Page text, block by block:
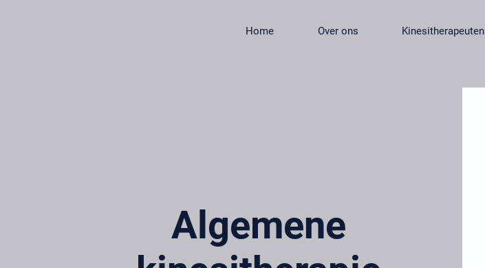
Home Over ons Kinesitherapeuten
Algemene